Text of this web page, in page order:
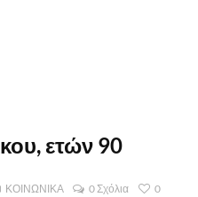
ετών 90
ΚΟΙΝΩΝΙΚΑ 0 Σχόλια 0